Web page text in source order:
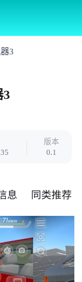
3
3
版本
0.1
息 同类推荐